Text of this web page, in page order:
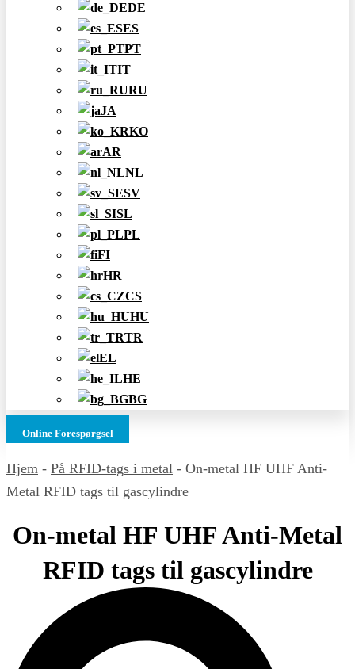
DE
ES
PT
IT
RU
JA
KO
AR
NL
SV
SL
PL
FI
HR
CS
HU
TR
EL
HE
BG
Online Forespørgsel
Hjem - På RFID-tags i metal - On-metal HF UHF Anti-
Metal RFID tags til gascylindre
On-metal HF UHF Anti-Metal
RFID tags til gascylindre